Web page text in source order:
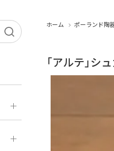
ホーム ポーランド陶
「アルテ」シ